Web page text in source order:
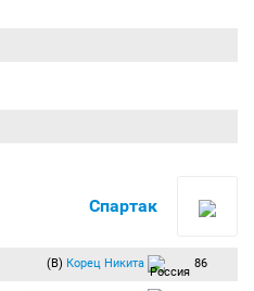
Спартак
(В) Корец Никита 86